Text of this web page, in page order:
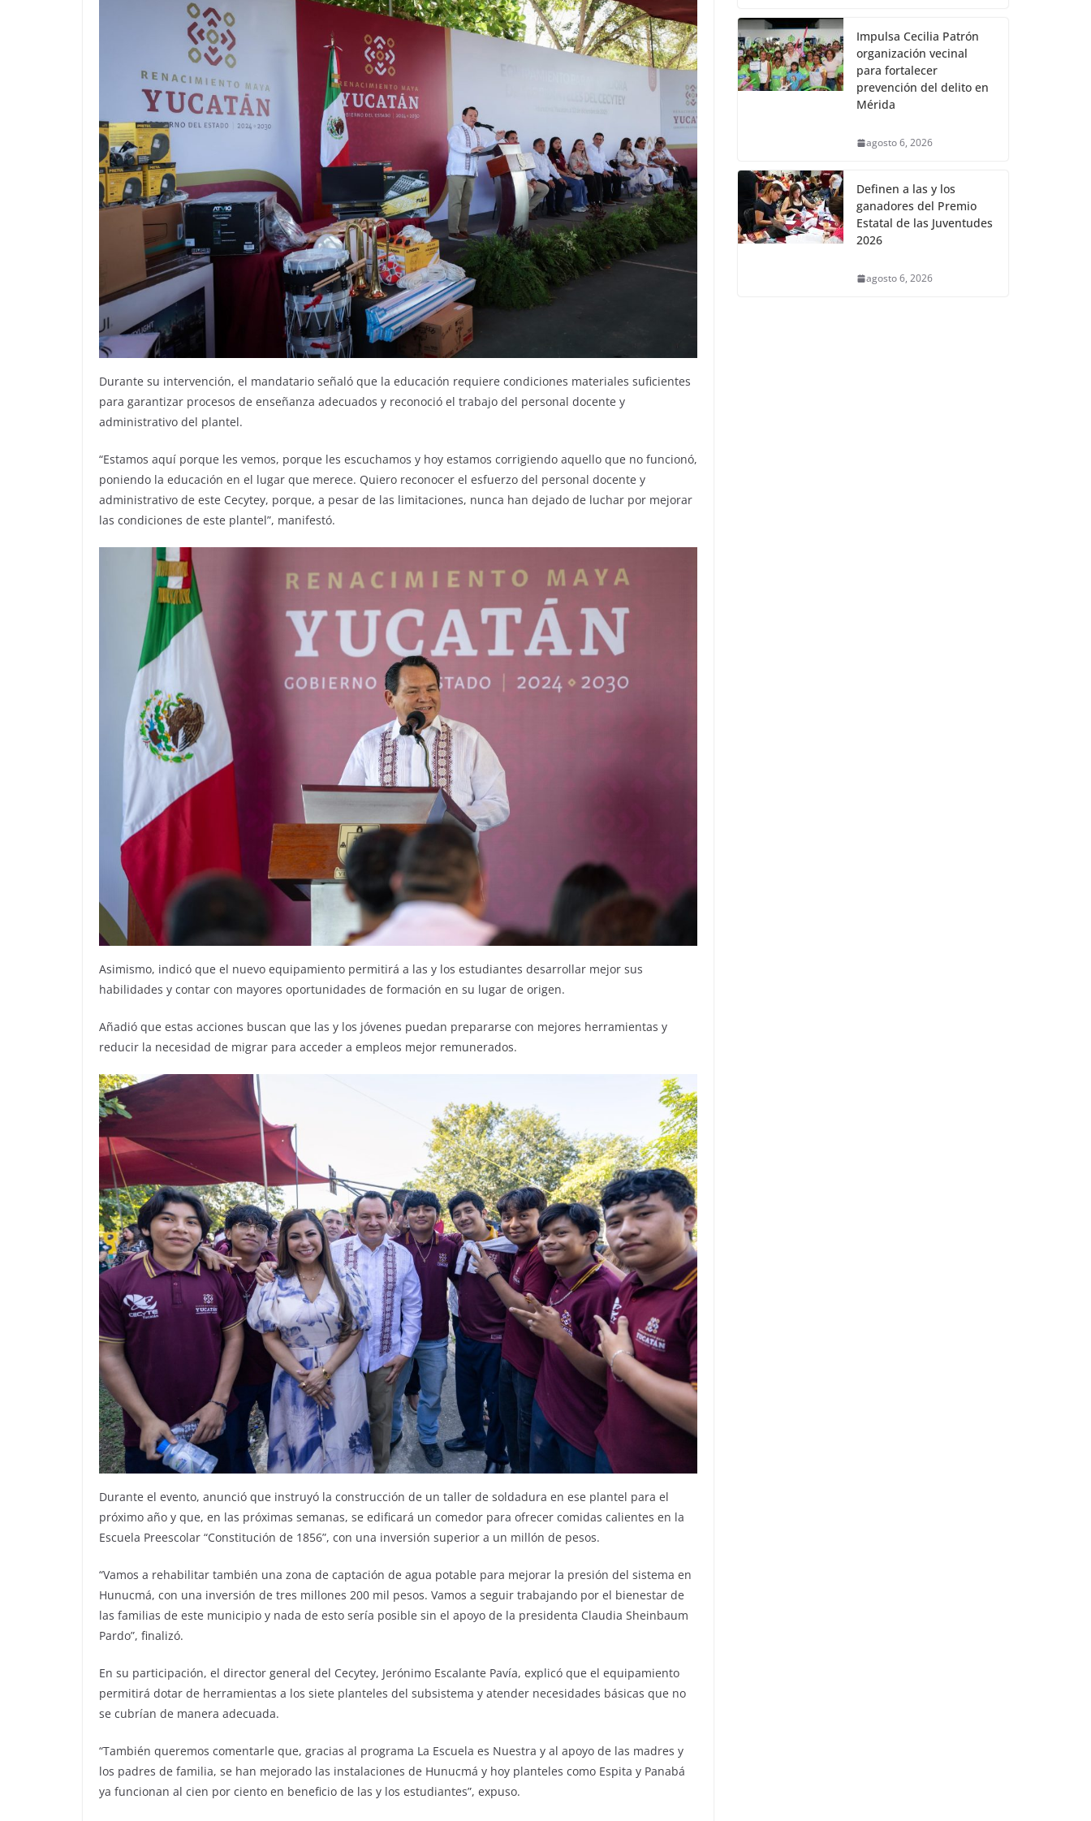
Durante su intervención, el mandatario señaló que la educación requiere condiciones materiales suficientes
para garantizar procesos de enseñanza adecuados y reconoció el trabajo del personal docente y
administrativo del plantel.
“Estamos aquí porque les vemos, porque les escuchamos y hoy estamos corrigiendo aquello que no funcionó,
poniendo la educación en el lugar que merece. Quiero reconocer el esfuerzo del personal docente y
administrativo de este Cecytey, porque, a pesar de las limitaciones, nunca han dejado de luchar por mejorar
las condiciones de este plantel”, manifestó.
Asimismo, indicó que el nuevo equipamiento permitirá a las y los estudiantes desarrollar mejor sus
habilidades y contar con mayores oportunidades de formación en su lugar de origen.
Añadió que estas acciones buscan que las y los jóvenes puedan prepararse con mejores herramientas y
reducir la necesidad de migrar para acceder a empleos mejor remunerados.
Durante el evento, anunció que instruyó la construcción de un taller de soldadura en ese plantel para el
próximo año y que, en las próximas semanas, se edificará un comedor para ofrecer comidas calientes en la
Escuela Preescolar “Constitución de 1856”, con una inversión superior a un millón de pesos.
“Vamos a rehabilitar también una zona de captación de agua potable para mejorar la presión del sistema en
Hunucmá, con una inversión de tres millones 200 mil pesos. Vamos a seguir trabajando por el bienestar de
las familias de este municipio y nada de esto sería posible sin el apoyo de la presidenta Claudia Sheinbaum
Pardo”, finalizó.
En su participación, el director general del Cecytey, Jerónimo Escalante Pavía, explicó que el equipamiento
permitirá dotar de herramientas a los siete planteles del subsistema y atender necesidades básicas que no
se cubrían de manera adecuada.
“También queremos comentarle que, gracias al programa La Escuela es Nuestra y al apoyo de las madres y
los padres de familia, se han mejorado las instalaciones de Hunucmá y hoy planteles como Espita y Panabá
ya funcionan al cien por ciento en beneficio de las y los estudiantes”, expuso.
Impulsa Cecilia Patrón
organización vecinal
para fortalecer
prevención del delito en
Mérida
agosto 6, 2026
Definen a las y los
ganadores del Premio
Estatal de las Juventudes
2026
agosto 6, 2026